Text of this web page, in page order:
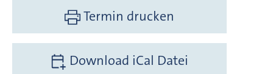
Termin drucken
Download iCal Datei